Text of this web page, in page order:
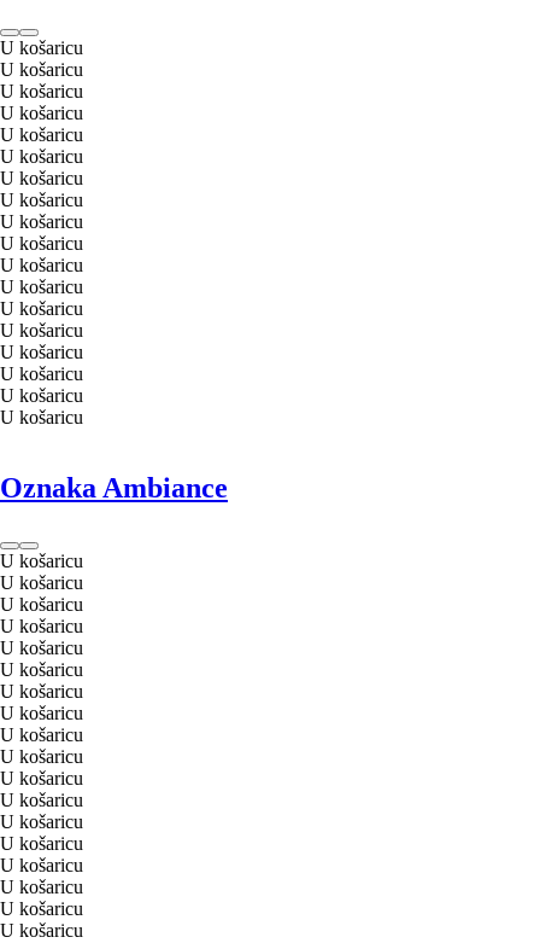
U košaricu
U košaricu
U košaricu
U košaricu
U košaricu
U košaricu
U košaricu
U košaricu
U košaricu
U košaricu
U košaricu
U košaricu
U košaricu
U košaricu
U košaricu
U košaricu
U košaricu
U košaricu
Oznaka Ambiance
U košaricu
U košaricu
U košaricu
U košaricu
U košaricu
U košaricu
U košaricu
U košaricu
U košaricu
U košaricu
U košaricu
U košaricu
U košaricu
U košaricu
U košaricu
U košaricu
U košaricu
U košaricu